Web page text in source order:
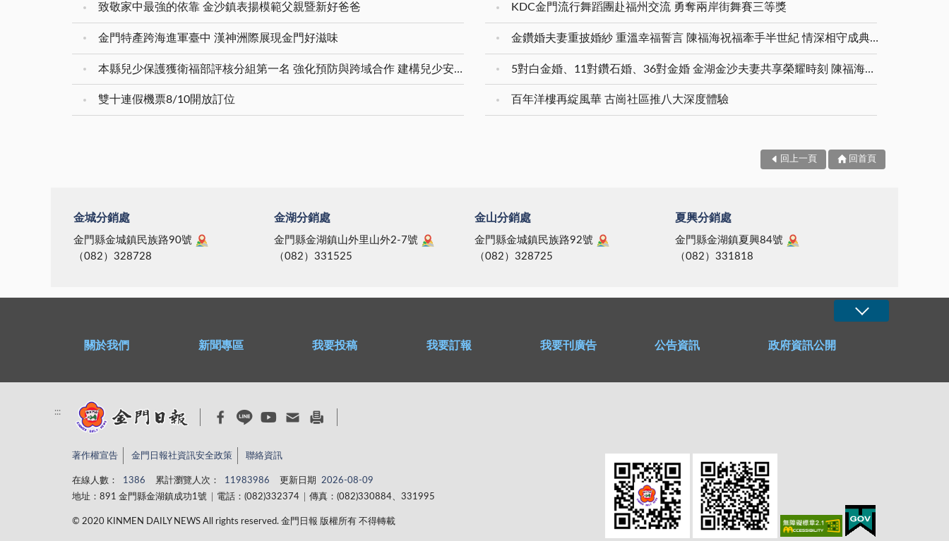
致敬家中最強的依靠 金沙鎮表揚模範父親暨新好爸爸
金門特產跨海進軍臺中 漢神洲際展現金門好滋味
本縣兒少保護獲衛福部評核分組第一名 強化預防與跨域合作 建構兒少安全成長環境
雙十連假機票8/10開放訂位
KDC金門流行舞蹈團赴福州交流 勇奪兩岸街舞賽三等獎
金鑽婚夫妻重披婚紗 重溫幸福誓言 陳福海祝福牽手半世紀 情深相守成典範
5對白金婚、11對鑽石婚、36對金婚 金湖金沙夫妻共享榮耀時刻 陳福海表揚金鑽婚夫妻 向半世紀相守家庭典範致敬
百年洋樓再綻風華 古崗社區推八大深度體驗
回上一頁 回首頁
金城分銷處
金門縣金城鎮民族路90號
（082）328728
金湖分銷處
金門縣金湖鎮山外里山外2-7號
（082）331525
金山分銷處
金門縣金城鎮民族路92號
（082）328725
夏興分銷處
金門縣金湖鎮夏興84號
（082）331818
關於我們 新聞專區 我要投稿 我要訂報 我要刊廣告 公告資訊 政府資訊公開
:::
著作權宣告 金門日報社資訊安全政策 聯絡資訊
在線人數： 1386 累計瀏覽人次： 11983986 更新日期
2026-08-09
地址：891 金門縣金湖鎮成功1號
電話：(082)332374 傳真：(082)330884、331995
© 2020 KINMEN DAILY NEWS All rights reserved. 金門日報 版權所有 不得轉載